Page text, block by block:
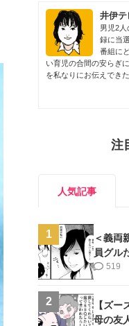
井伊テ
男児2
録に当
番組に
い育児の合間の安らぎ
を私なりにお伝えでき
注
人気記事
1
＜義両
員グル
誓った
519
2
【ズ
母の友